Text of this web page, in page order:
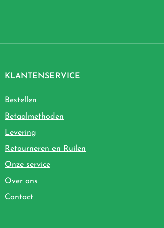
KLANTENSERVICE
Bestellen
Betaalmethoden
Levering
Retourneren en Ruilen
Onze service
Over ons
Contact